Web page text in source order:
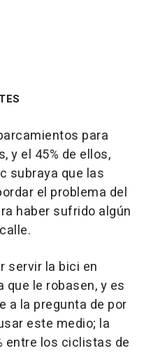
para
y el 45% de ellos,
subraya que las
el problema del
haber sufrido algún
servir la bici en
que le robasen, y es
a la pregunta de por
este medio; la
entre los ciclistas de